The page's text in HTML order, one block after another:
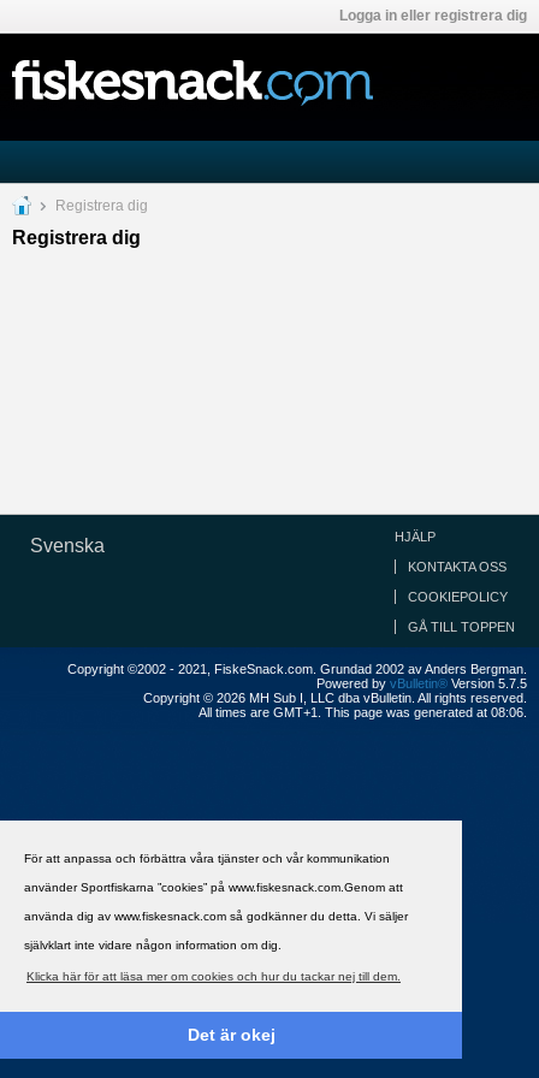
För att anpassa och förbättra våra tjänster och vår kommunikation
använder Sportfiskarna ”cookies” på www.fiskesnack.com.Genom att
använda dig av www.fiskesnack.com så godkänner du detta. Vi säljer
självklart inte vidare någon information om dig.
Klicka här för att läsa mer om cookies och hur du tackar nej till dem.
Det är okej
Logga in eller registrera dig
Registrera dig
Registrera dig
Svenska HJÄLP
KONTAKTA OSS
COOKIEPOLICY
GÅ TILL TOPPEN
Copyright ©2002 - 2021, FiskeSnack.com. Grundad 2002 av Anders Bergman.
Powered by vBulletin® Version 5.7.5
Copyright © 2026 MH Sub I, LLC dba vBulletin. All rights reserved.
All times are GMT+1. This page was generated at 08:06.